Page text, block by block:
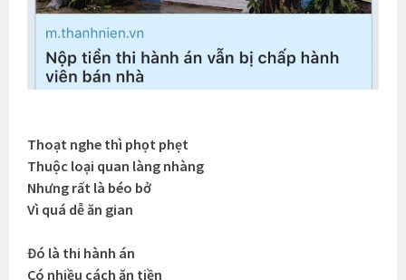
Thoạt nghe thì phọt phẹt
Thuộc loại quan làng nhàng
Nhưng rất là béo bở
Vì quá dễ ăn gian
Đó là thi hành án
Có nhiều cách ăn tiền